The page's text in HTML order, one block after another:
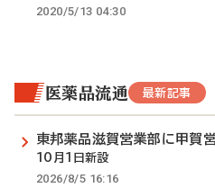
2020/5/13 04:30
医薬品流通 最新記事
東邦薬品滋賀営業部に甲賀
10月1日新設
2026/8/5 16:16